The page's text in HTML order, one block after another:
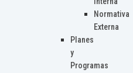
Normativa
Externa
Planes
y
Programas